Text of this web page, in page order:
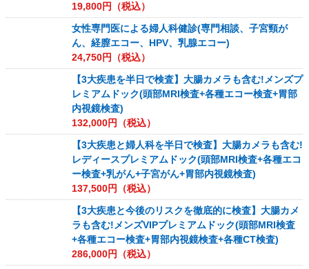
19,800円（税込）
女性専門医による婦人科健診(専門相談、子宮頸が
ん、経膣エコー、HPV、乳腺エコー)
24,750円（税込）
【3大疾患を半日で検査】大腸カメラも含む!メンズプ
レミアムドック(頭部MRI検査+各種エコー検査+胃部
内視鏡検査)
132,000円（税込）
【3大疾患と婦人科を半日で検査】大腸カメラも含む!
レディースプレミアムドック(頭部MRI検査+各種エコ
ー検査+乳がん+子宮がん+胃部内視鏡検査)
137,500円（税込）
【3大疾患と今後のリスクを徹底的に検査】大腸カメ
ラも含む!メンズVIPプレミアムドック(頭部MRI検査
+各種エコー検査+胃部内視鏡検査+各種CT検査)
286,000円（税込）